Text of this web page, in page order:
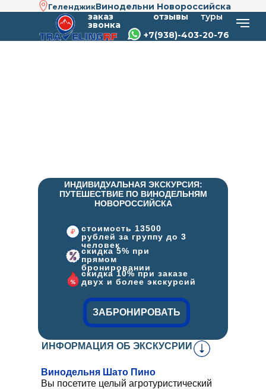
заказ
звонка
туры
+7(938)-403-20-76
отзывы
ГеленджикВинодельни Новороссийска
стоимость 13500
рублей за группу до 3
человек
скидка 5% при
прямом
бронировании
скидка 10% при заказе
двух и более экскурсий
ЗАБРОНИРОВАТЬ
ИНДИВИДУАЛЬНАЯ ЭКСКУРСИЯ:
ПУТЕШЕСТВИЕ ПО ВИНОДЕЛЬНЯМ
НОВОРОССИЙСКА
ИНФОРМАЦИЯ ОБ ЭКСКУСРИИ
Винодельня Шато Пино
Вы посетите целый агротуристический